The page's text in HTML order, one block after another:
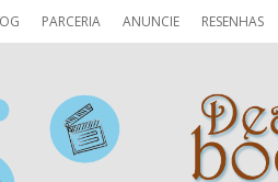
PARCERIA ANUNCIE RESENHAS